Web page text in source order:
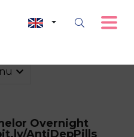
Overnight
AntiDepPills